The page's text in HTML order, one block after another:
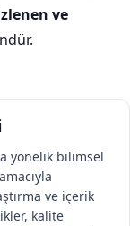
ve
yönelik bilimsel
ve içerik
kalite